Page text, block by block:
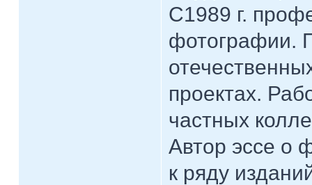
С1989 г.
фотографии.
проектах.
частных
Автор эссе о
к ряду